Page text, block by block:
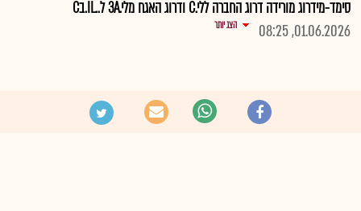
סימד-מידרוג מורידה דרוג החברה ללי.C ודרוג האגח מלי.3A ל..IL.בC
01.06.2026, 08:25
הצג יותר